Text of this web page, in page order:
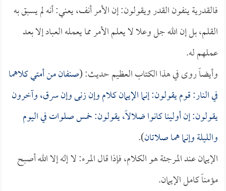
فالقدرية ينفون القدر ويقولون: إن الأمر أنف، يعني: أنه لم يسبق به
القلم، بل إن الله جل وعلا لا يعلم الأمر مما يعمله العباد إلا بعد
عملهم له.
وأيضاً روى في هذا الكتاب العظيم حديث: (صنفان من أمتي كلاهما
في النار: قوم يقولون: إنما الإيمان كلام وإن زنى وإن سرق، وآخرون
يقولون: إن أولينا كانوا ضلالاً، يقولون: خمس صلوات في اليوم
والليلة وإنما هما صلاتان).
الإيمان عند المرجئة هو الكلام، فإذا قال المرء: لا إله إلا الله أصبح
مؤمناً كامل الإيمان.